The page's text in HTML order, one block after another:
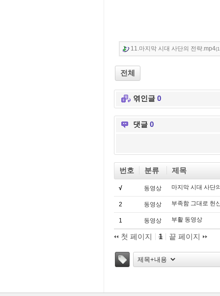
11.마지막 시대 사단의 전략.mp4
전체
엮인글 0
댓글 0
번호 분류 제목
√ 동영상 마지막 시대 사단
2 동영상 부족함 그대로 헌
1 동영상 부활 동영상
첫 페이지 1
끝 페이지